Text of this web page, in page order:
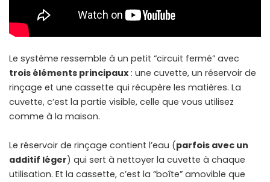
Le système ressemble à un petit “circuit fermé” avec
trois éléments principaux: une cuvette, un réservoir de
rinçage et une cassette qui récupère les matières. La
cuvette, c’est la partie visible, celle que vous utilisez
comme à la maison.
Le réservoir de rinçage contient l’eau (parfois avec un
additif léger) qui sert à nettoyer la cuvette à chaque
utilisation. Et la cassette, c’est la “boîte” amovible que